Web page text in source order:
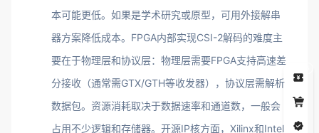
本可能更低。如果是学术研究或原型，可用外接解串
器方案降低成本。FPGA内部实现CSI-2解码的难度主
要在于物理层和协议层：物理层需要FPGA支持高速差
分接收（通常需GTX/GTH等收发器），协议层需解析
数据包。资源消耗取决于数据速率和通道数，一般会
占用不少逻辑和存储器。开源IP核方面，Xilinx和Intel